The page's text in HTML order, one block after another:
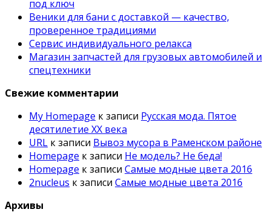
под ключ
Веники для бани с доставкой — качество,
проверенное традициями
Сервис индивидуального релакса
Магазин запчастей для грузовых автомобилей и
спецтехники
Свежие комментарии
My Homepage к записи Русская мода. Пятое
десятилетие ХХ века
URL к записи Вывоз мусора в Раменском районе
Homepage к записи Не модель? Не беда!
Homepage к записи Самые модные цвета 2016
2nucleus к записи Самые модные цвета 2016
Архивы